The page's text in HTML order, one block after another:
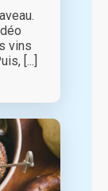
vins
[...]